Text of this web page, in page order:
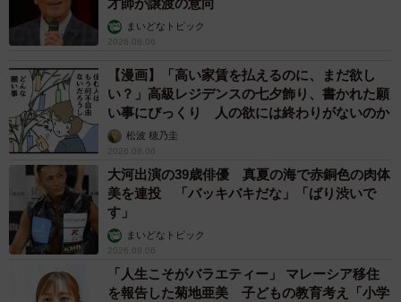
まいどなトピック
2026.08.06
【漫画】「高い家賃を払えるのに、まだ欲し
い？」高級レジデンスの七夕飾り、書かれた願
い事にびっくり 人の欲には終わりがないのか
松波 穂乃圭
2026.08.06
大河出演の39歳俳優 真夏の海で赤銅色の肉体
美を連投 「バッキバキだな」「ばり渋いで
す」
まいどなトピック
2026.08.06
「人生こそがバラエティー」 マレーシア移住
を報告した菊地亜美 子どもの教育考え「小学